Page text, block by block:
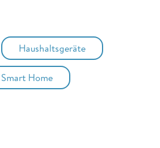
Haushaltsgeräte
Smart Home